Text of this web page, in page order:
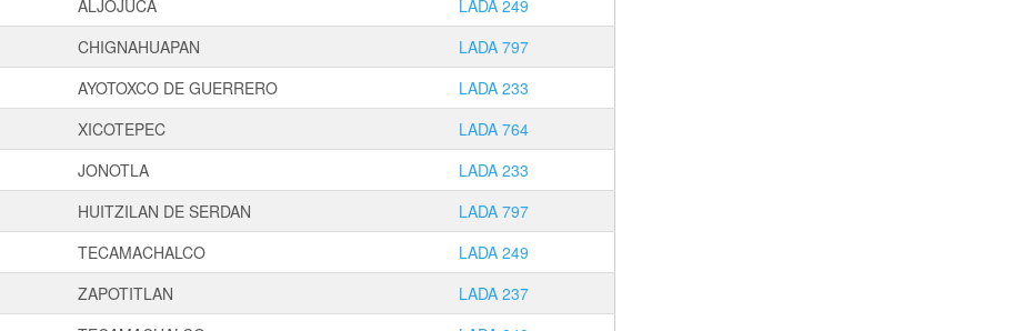
ALJOJUCA
LADA 249
CHIGNAHUAPAN
LADA 797
AYOTOXCO DE GUERRERO
LADA 233
XICOTEPEC
LADA 764
JONOTLA
LADA 233
HUITZILAN DE SERDAN
LADA 797
TECAMACHALCO
LADA 249
ZAPOTITLAN
LADA 237